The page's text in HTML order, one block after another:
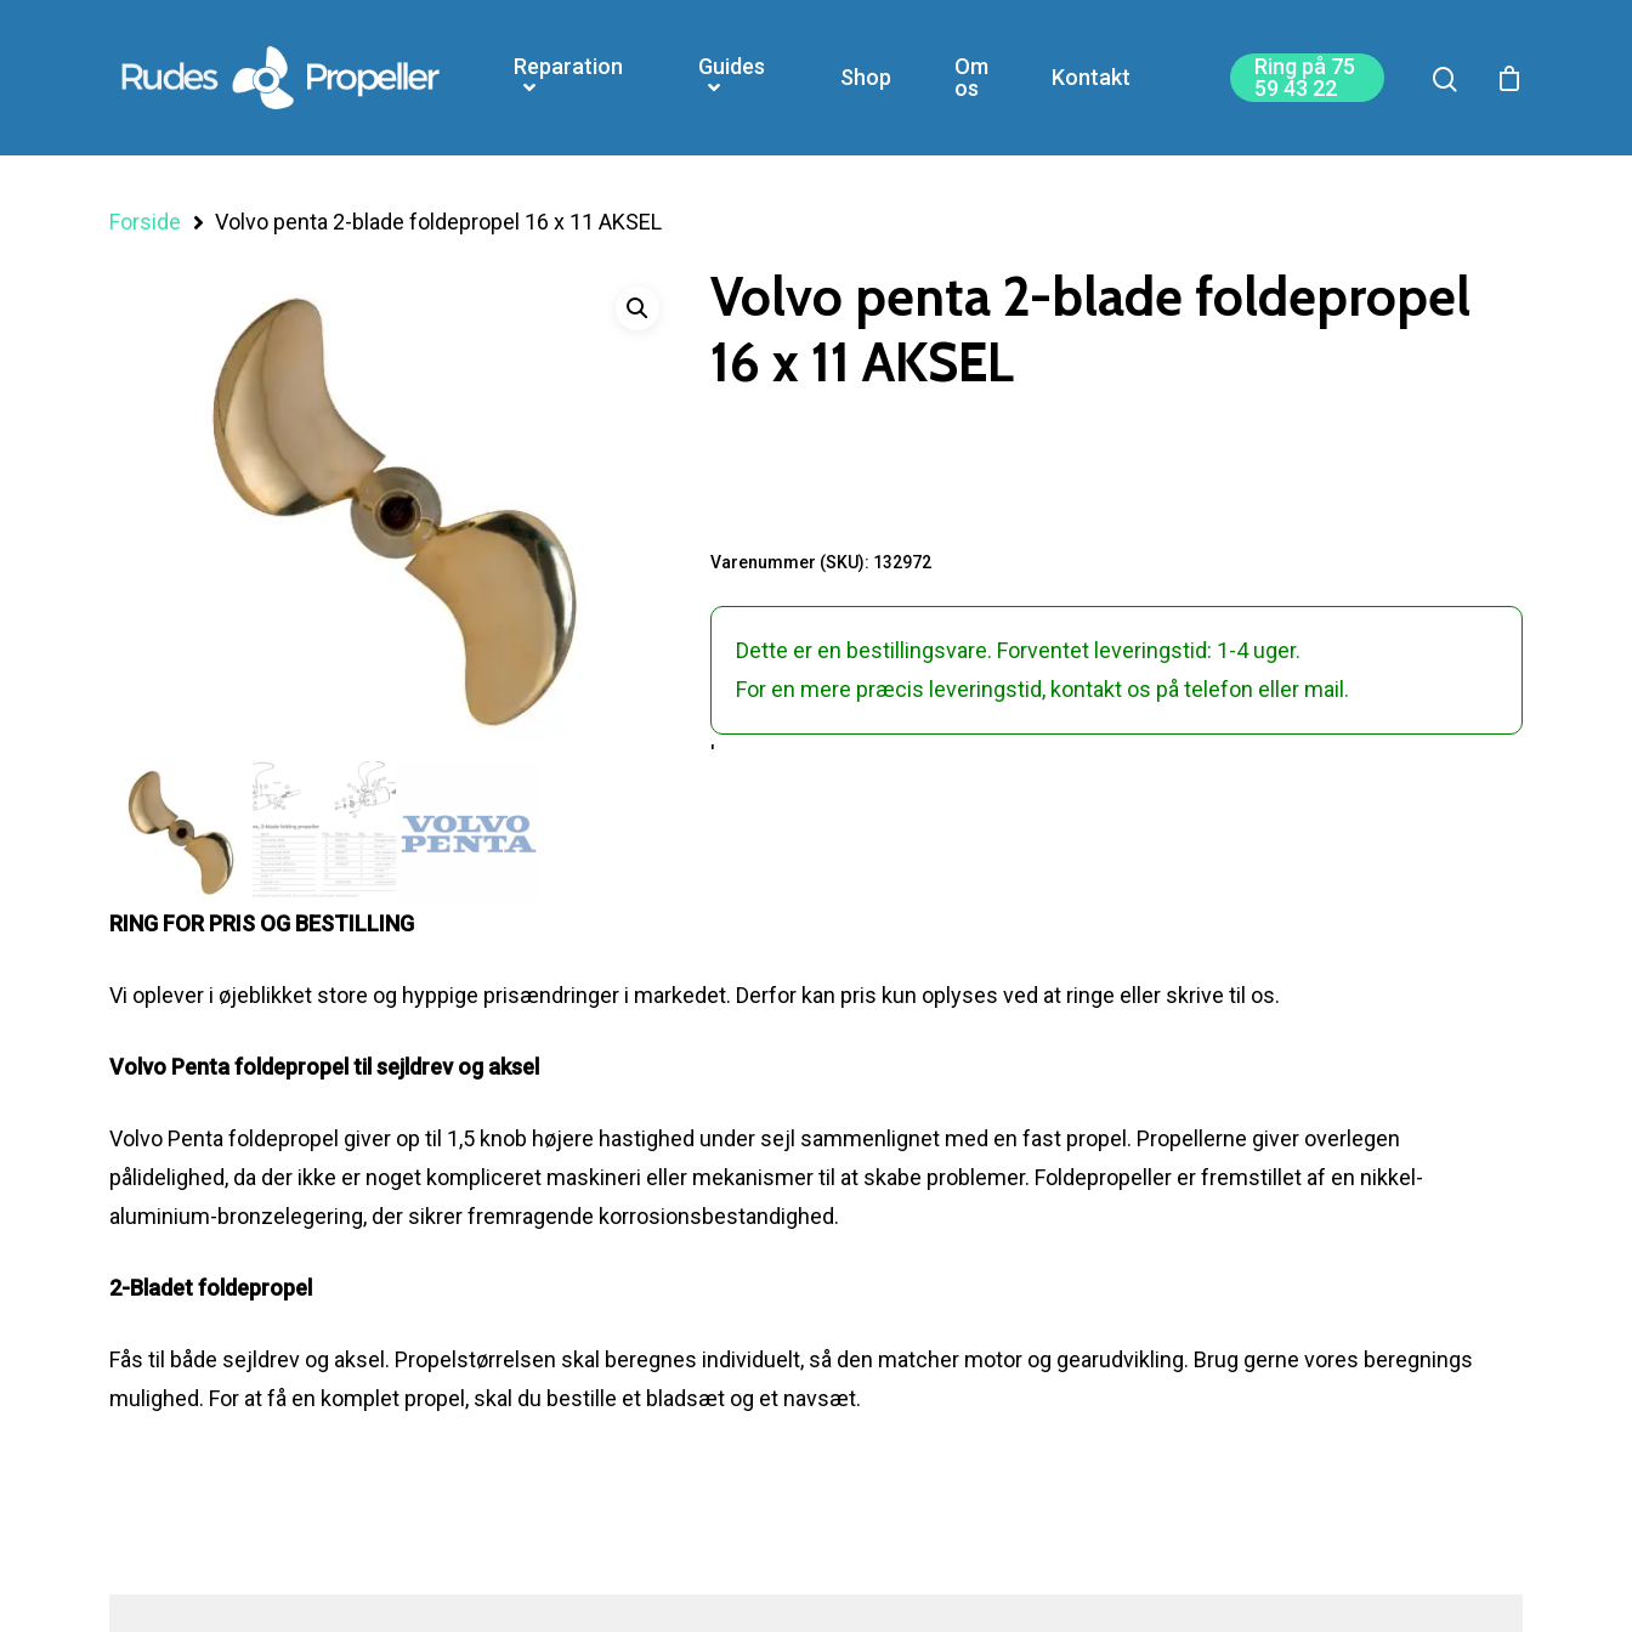
Søg efter et produkt, og tryk på enter
Reparation Guides Shop
Om
os
Kontakt
Ring på 75
59 43 22
Forside Volvo penta 2-blade foldepropel 16 x 11 AKSEL
Volvo penta 2-blade foldepropel
16 x 11 AKSEL
Varenummer (SKU): 132972
Dette er en bestillingsvare. Forventet leveringstid: 1-4 uger.
For en mere præcis leveringstid, kontakt os på telefon eller mail.
'
RING FOR PRIS OG BESTILLING
Vi oplever i øjeblikket store og hyppige prisændringer i markedet. Derfor kan pris kun oplyses ved at ringe eller skrive til os.
Volvo Penta foldepropel til sejldrev og aksel
Volvo Penta foldepropel giver op til 1,5 knob højere hastighed under sejl sammenlignet med en fast propel. Propellerne giver overlegen
pålidelighed, da der ikke er noget kompliceret maskineri eller mekanismer til at skabe problemer. Foldepropeller er fremstillet af en nikkel-
aluminium-bronzelegering, der sikrer fremragende korrosionsbestandighed.
2-Bladet foldepropel
Fås til både sejldrev og aksel. Propelstørrelsen skal beregnes individuelt, så den matcher motor og gearudvikling. Brug gerne vores beregnings
mulighed. For at få en komplet propel, skal du bestille et bladsæt og et navsæt.